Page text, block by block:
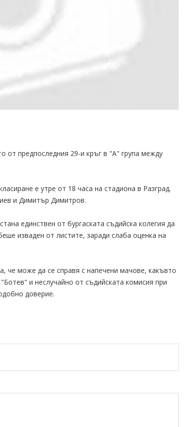
от предпоследния 29-и кръг в "А" група между
е утре от 18 часа на стадиона в Разград.
и Димитър Димитров.
единствен от бургаската съдийска колегия да
изваден от листите, заради слаба оценка на
че може да се справя с напечени мачове, какъвто
и неслучайно от съдийската комисия при
доверие.